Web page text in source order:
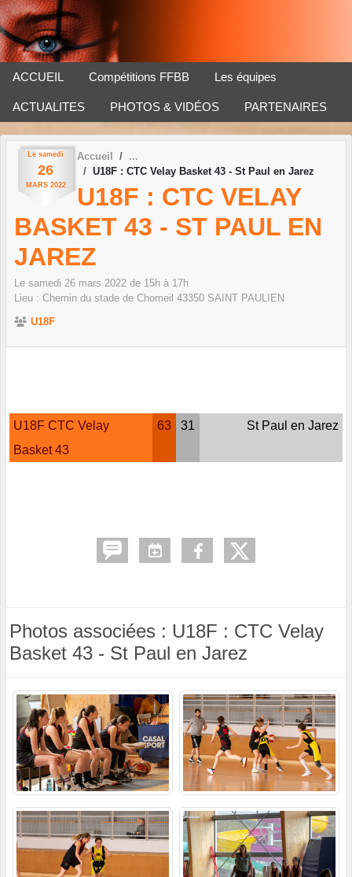
ACCUEIL Compétitions FFBB Les équipes
ACTUALITES PHOTOS & VIDÉOS PARTENAIRES
Le samedi
26
MARS 2022
Accueil
U18F : CTC Velay Basket 43 - St Paul en Jarez
U18F : CTC VELAY
BASKET 43 - ST PAUL EN
JAREZ
Le samedi 26 mars 2022 de 15h à 17h
Lieu : Chemin du stade de Chomeil 43350 SAINT PAULIEN
U18F
U18F CTC Velay
Basket 43
63 31 St Paul en Jarez
Photos associées : U18F : CTC Velay
Basket 43 - St Paul en Jarez
Panneau de gestion des cookies